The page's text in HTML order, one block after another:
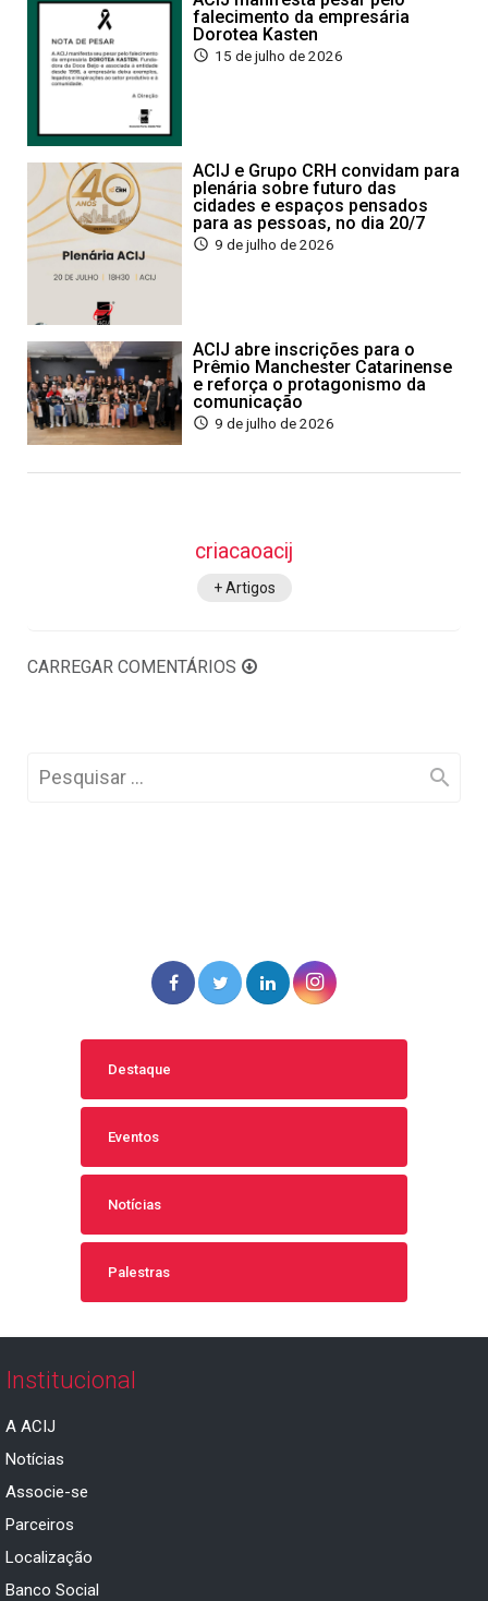
falecimento da empresária
Dorotea Kasten
15 de julho de 2026
ACIJ e Grupo CRH convidam para
plenária sobre futuro das
cidades e espaços pensados
para as pessoas, no dia 20/7
9 de julho de 2026
ACIJ abre inscrições para o
Prêmio Manchester Catarinense
e reforça o protagonismo da
comunicação
9 de julho de 2026
criacaoacij
+ Artigos
CARREGAR COMENTÁRIOS
Destaque
Eventos
Notícias
Palestras
Institucional
A ACIJ
Notícias
Associe-se
Parceiros
Localização
Banco Social